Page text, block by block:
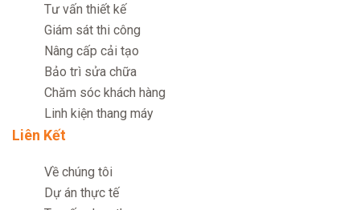
Tư vấn thiết kế
Giám sát thi công
Nâng cấp cải tạo
Bảo trì sửa chữa
Chăm sóc khách hàng
Linh kiện thang máy
Liên Kết
Về chúng tôi
Dự án thực tế